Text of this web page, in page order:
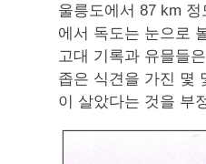
울릉도에서 87 km
에서 독도는 눈으로
고대 기록과 유믈들
좁은 식견을 가진 몇
이 살았다는 것을 부